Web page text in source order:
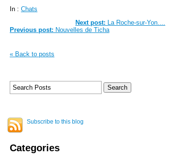
In : Chats
Next post: La Roche-sur-Yon....
Previous post: Nouvelles de Ticha
« Back to posts
Subscribe to this blog
Categories